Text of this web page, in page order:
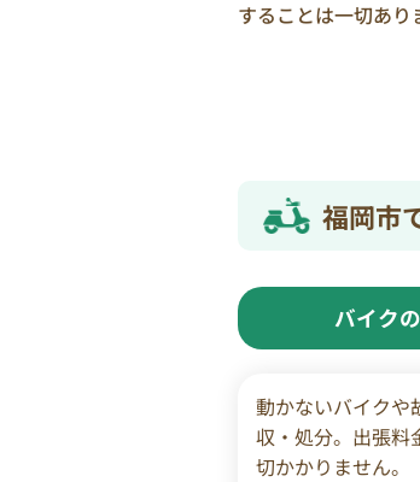
することは一切あり
福岡市
バイク
動かないバイクや
収・処分。出張料
切かかりません。